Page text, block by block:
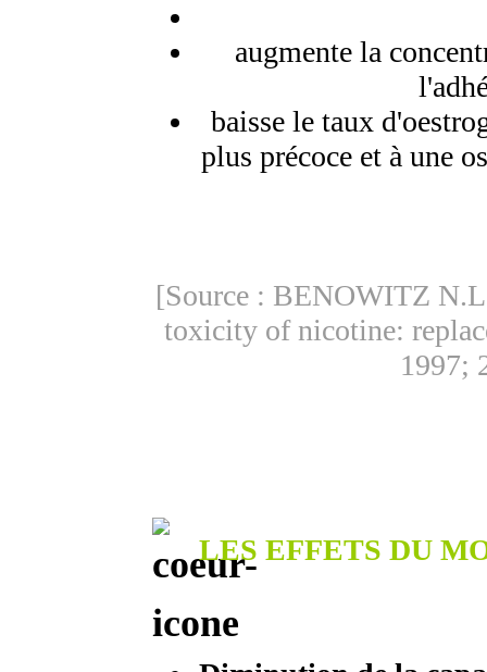
augmente la
baisse le taux
plus précoce et à une
[Source : BENOWITZ
toxicity of nicotine:
1997;
LES EFFETS DU